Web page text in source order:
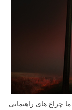
چراغ های راهنمایی